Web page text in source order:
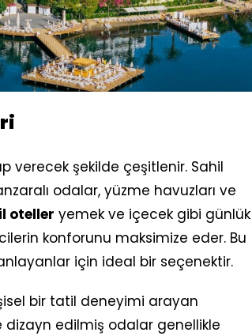
verecek şekilde çeşitlenir. Sahil
odalar, yüzme havuzları ve
oteller yemek ve içecek gibi günlük
konforunu maksimize eder. Bu
için ideal bir seçenektir.
bir tatil deneyimi arayan
edilmiş odalar genellikle